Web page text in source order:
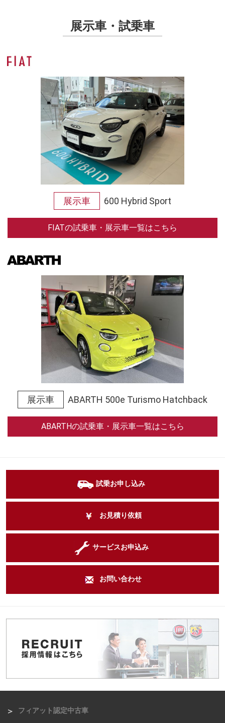
展示車・試乗車
展示車 600 Hybrid Sport
FIATの試乗車・展示車一覧はこちら
展示車 ABARTH 500e Turismo Hatchback
ABARTHの試乗車・展示車一覧はこちら
試乗お申し込み
お見積り依頼
サービスお申込み
お問い合わせ
フィアット認定中古車